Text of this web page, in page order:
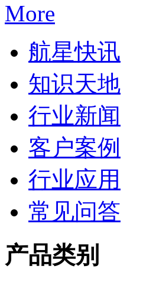
More
航星快讯
知识天地
行业新闻
客户案例
行业应用
常见问答
产品类别